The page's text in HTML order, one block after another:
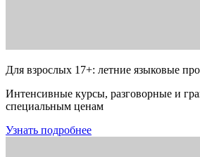
Для взрослых 17+: летние языковые
Интенсивные курсы, разговорные и
специальным ценам
Узнать подробнее